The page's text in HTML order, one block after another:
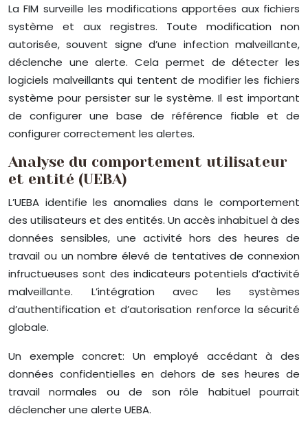
La FIM surveille les modifications apportées aux fichiers
système et aux registres. Toute modification non
autorisée, souvent signe d’une infection malveillante,
déclenche une alerte. Cela permet de détecter les
logiciels malveillants qui tentent de modifier les fichiers
système pour persister sur le système. Il est important
de configurer une base de référence fiable et de
configurer correctement les alertes.
Analyse du comportement utilisateur
et entité (UEBA)
L’UEBA identifie les anomalies dans le comportement
des utilisateurs et des entités. Un accès inhabituel à des
données sensibles, une activité hors des heures de
travail ou un nombre élevé de tentatives de connexion
infructueuses sont des indicateurs potentiels d’activité
malveillante. L’intégration avec les systèmes
d’authentification et d’autorisation renforce la sécurité
globale.
Un exemple concret: Un employé accédant à des
données confidentielles en dehors de ses heures de
travail normales ou de son rôle habituel pourrait
déclencher une alerte UEBA.